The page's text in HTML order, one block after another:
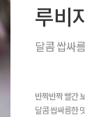
루비
달콤 쌉싸름
반짝반짝 빨간
달콤 쌉싸름한